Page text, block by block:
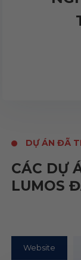
DỰ ÁN ĐÃ
CÁC DỰ
LUMOS
Website